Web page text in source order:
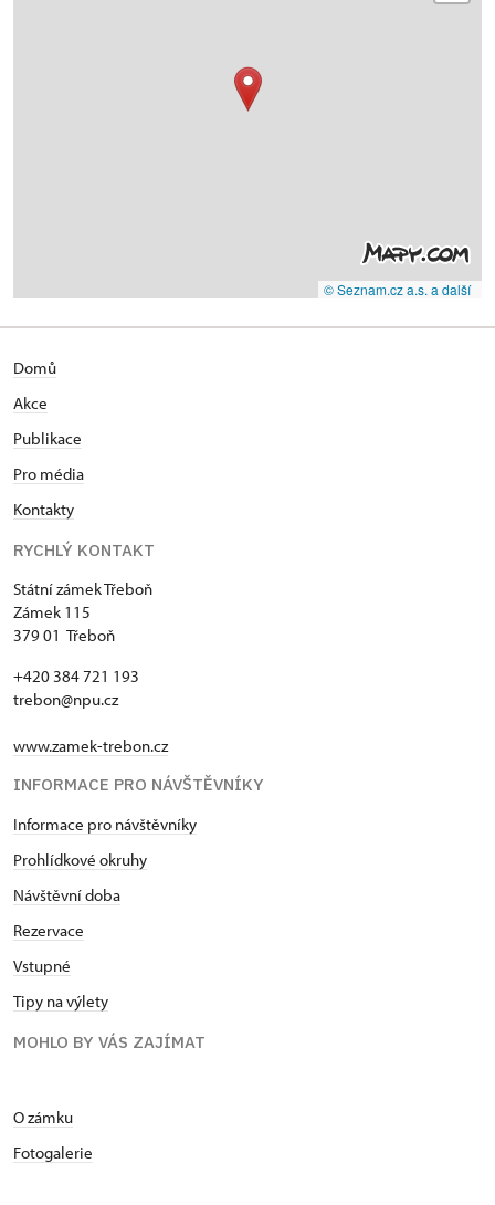
© Seznam.cz a.s. a další
Domů
Akce
Publikace
Pro média
Kontakty
RYCHLÝ KONTAKT
Státní zámek Třeboň
Zámek 115
379 01 Třeboň
+420 384 721 193
trebon@npu.cz
www.zamek-trebon.cz
INFORMACE PRO NÁVŠTĚVNÍKY
Informace pro návštěvníky
Prohlídkové okruhy
Návštěvní doba
Rezervace
Vstupné
Tipy na výlety
MOHLO BY VÁS ZAJÍMAT
O zámku
Fotogalerie